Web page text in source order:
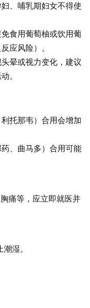
、哺乳期妇女不得使
食用葡萄柚或饮用葡
应风险）。
头晕或视力变化，建议
。
托那韦）合用会增加
、曲马多）合用可能
痛等，应立即就医并
湿。